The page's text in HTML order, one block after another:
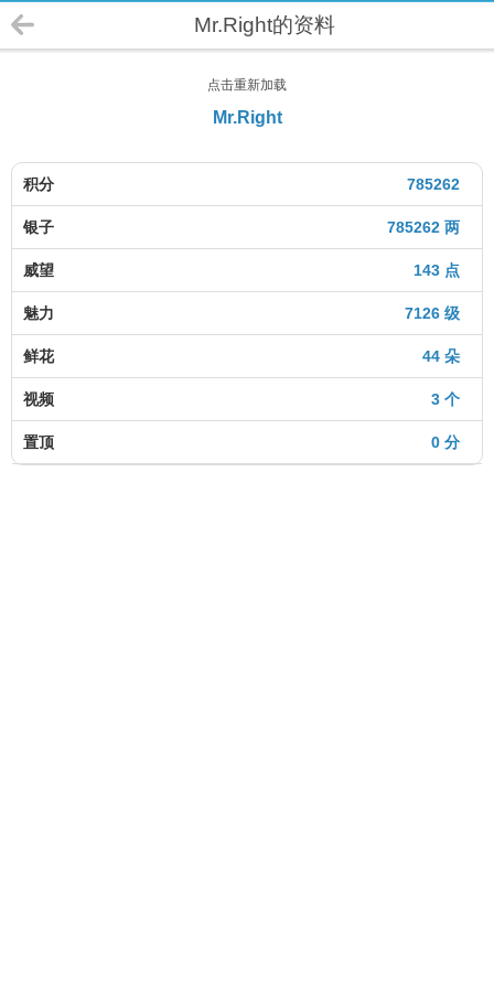
Mr.Right的资料
点击重新加载
Mr.Right
785262
积分
785262 两
银子
143 点
威望
7126 级
魅力
44 朵
鲜花
3 个
视频
0 分
置顶